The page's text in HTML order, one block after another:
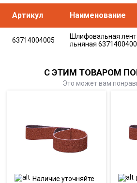
Артикул Наименование
63714004005
Шлифовальная
льняная
С ЭТИМ ТОВАРОМ
Это может вам
Наличие уточняйте